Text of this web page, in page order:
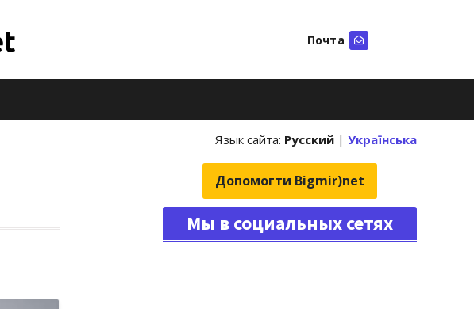
Почта
Язык сайта: Русский | Українська
Допомогти Bigmir)net
Мы в социальных сетях